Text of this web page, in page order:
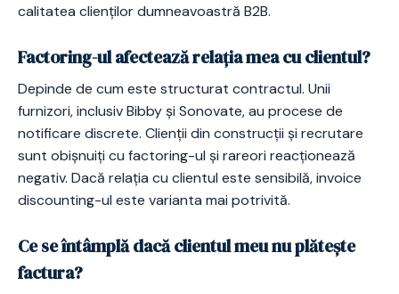
calitatea clienților dumneavoastră B2B.
Factoring-ul afectează relația mea cu clientul?
Depinde de cum este structurat contractul. Unii
furnizori, inclusiv Bibby și Sonovate, au procese de
notificare discrete. Clienții din construcții și recrutare
sunt obișnuiți cu factoring-ul și rareori reacționează
negativ. Dacă relația cu clientul este sensibilă, invoice
discounting-ul este varianta mai potrivită.
Ce se întâmplă dacă clientul meu nu plătește
factura?